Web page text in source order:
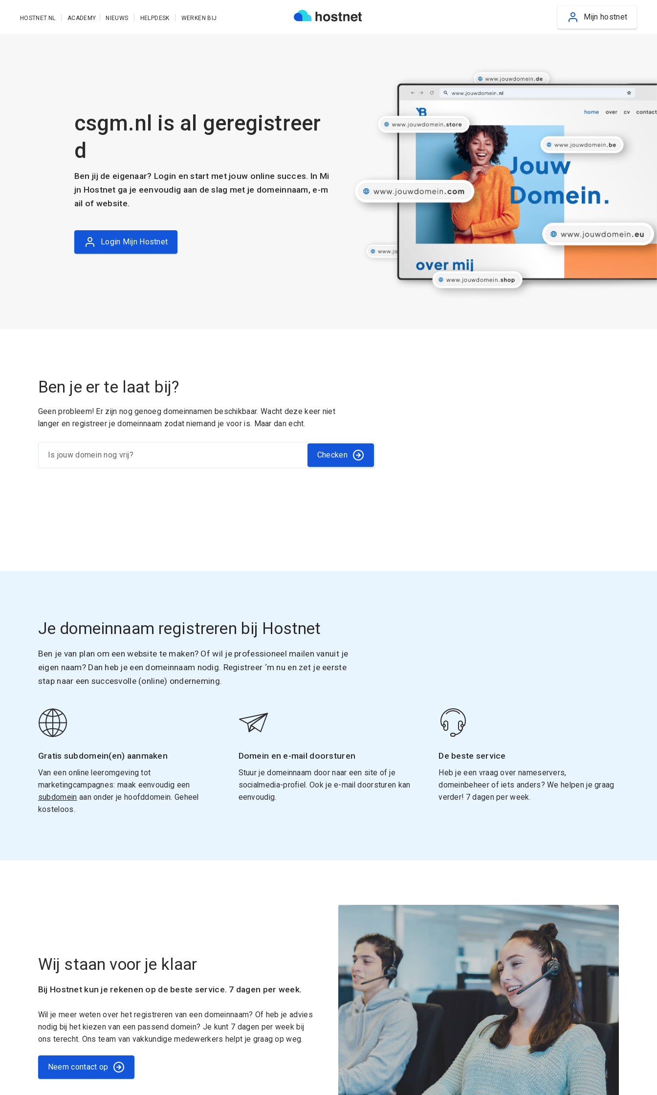
HOSTNET.NL ACADEMY NIEUWS HELPDESK WERKEN BIJ Mijn hostnet
csgm.nl is al geregistreer
d
Ben jij de eigenaar? Login en start met jouw online succes. In Mi
jn Hostnet ga je eenvoudig aan de slag met je domeinnaam, e-m
ail of website.
Login Mijn Hostnet
Ben je er te laat bij?
Geen probleem! Er zijn nog genoeg domeinnamen beschikbaar. Wacht deze keer niet
langer en registreer je domeinnaam zodat niemand je voor is. Maar dan echt.
Checken
Je domeinnaam registreren bij Hostnet
Ben je van plan om een website te maken? Of wil je professioneel mailen vanuit je
eigen naam? Dan heb je een domeinnaam nodig. Registreer ‘m nu en zet je eerste
stap naar een succesvolle (online) onderneming.
Gratis subdomein(en) aanmaken
Van een online leeromgeving tot
marketingcampagnes: maak eenvoudig een
subdomein aan onder je hoofddomein. Geheel
kosteloos.
Domein en e-mail doorsturen
Stuur je domeinnaam door naar een site of je
socialmedia-profiel. Ook je e-mail doorsturen kan
eenvoudig.
De beste service
Heb je een vraag over nameservers,
domeinbeheer of iets anders? We helpen je graag
verder! 7 dagen per week.
Wij staan voor je klaar
Bij Hostnet kun je rekenen op de beste service. 7 dagen per week.
Wil je meer weten over het registreren van een domeinnaam? Of heb je advies
nodig bij het kiezen van een passend domein? Je kunt 7 dagen per week bij
ons terecht. Ons team van vakkundige medewerkers helpt je graag op weg.
Neem contact op